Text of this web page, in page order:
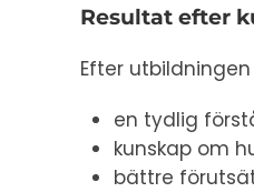
Resultat efter
Efter
en tydlig
kunskap om
bättre